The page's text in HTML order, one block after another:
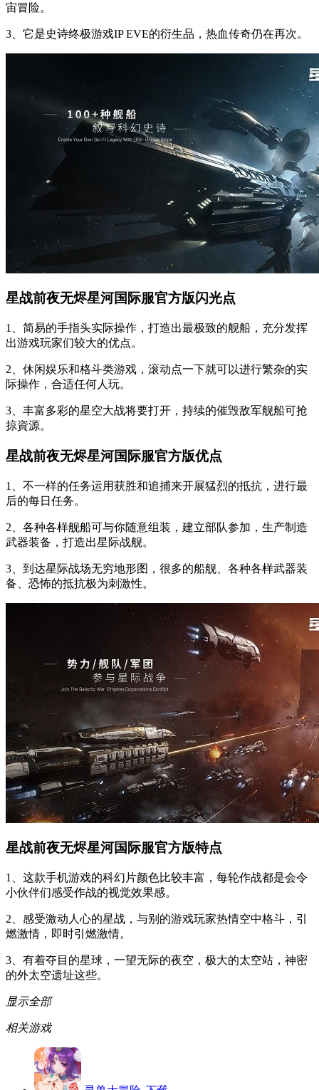
宙冒险。
3、它是史诗终极游戏IP EVE的衍生品，热血传奇仍在再次。
星战前夜无烬星河国际服官方版闪光点
1、简易的手指头实际操作，打造出最极致的舰船，充分发挥
出游戏玩家们较大的优点。
2、休闲娱乐和格斗类游戏，滚动点一下就可以进行繁杂的实
际操作，合适任何人玩。
3、丰富多彩的星空大战将要打开，持续的催毁敌军舰船可抢
掠資源。
星战前夜无烬星河国际服官方版优点
1、不一样的任务运用获胜和追捕来开展猛烈的抵抗，进行最
后的每日任务。
2、各种各样舰船可与你随意组装，建立部队参加，生产制造
武器装备，打造出星际战舰。
3、到达星际战场无穷地形图，很多的船舰、各种各样武器装
备、恐怖的抵抗极为刺激性。
星战前夜无烬星河国际服官方版特点
1、这款手机游戏的科幻片颜色比较丰富，每轮作战都是会令
小伙伴们感受作战的视觉效果感。
2、感受激动人心的星战，与别的游戏玩家热情空中格斗，引
燃激情，即时引燃激情。
3、有着夺目的星球，一望无际的夜空，极大的太空站，神密
的外太空遗址这些。
显示全部
相关游戏